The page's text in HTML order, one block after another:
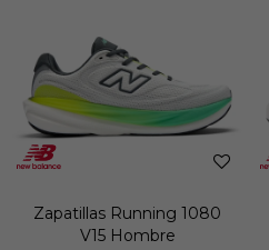
Zapatillas Running 1080
V15 Hombre